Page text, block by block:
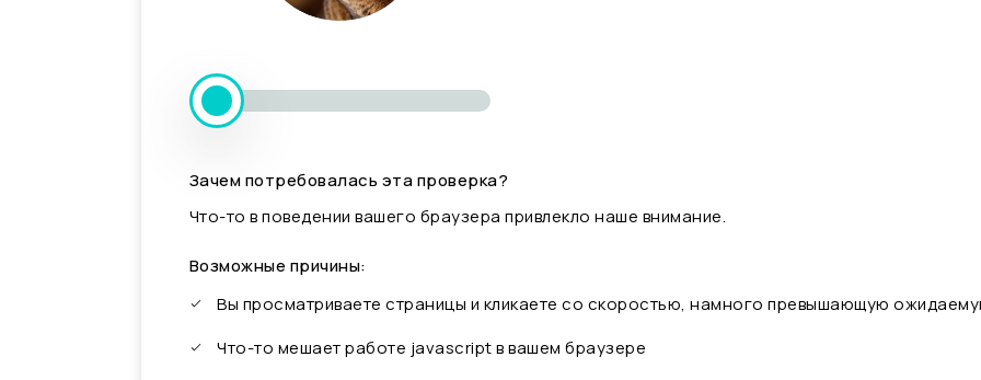
Зачем потребовалась эта проверка?
Что-то в поведении вашего браузера привлекло наше внимание.
Возможные причины:
Вы просматриваете страницы и кликаете со скоростью, намного превышающую
Что-то мешает работе javascript в вашем браузере